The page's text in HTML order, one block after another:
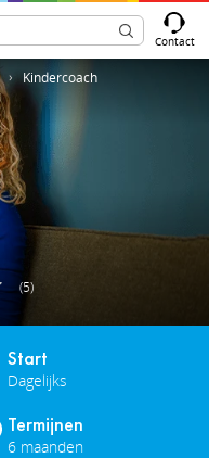
Contact
Kindercoach
(5)
Start
Dagelijks
Termijnen
6 maanden